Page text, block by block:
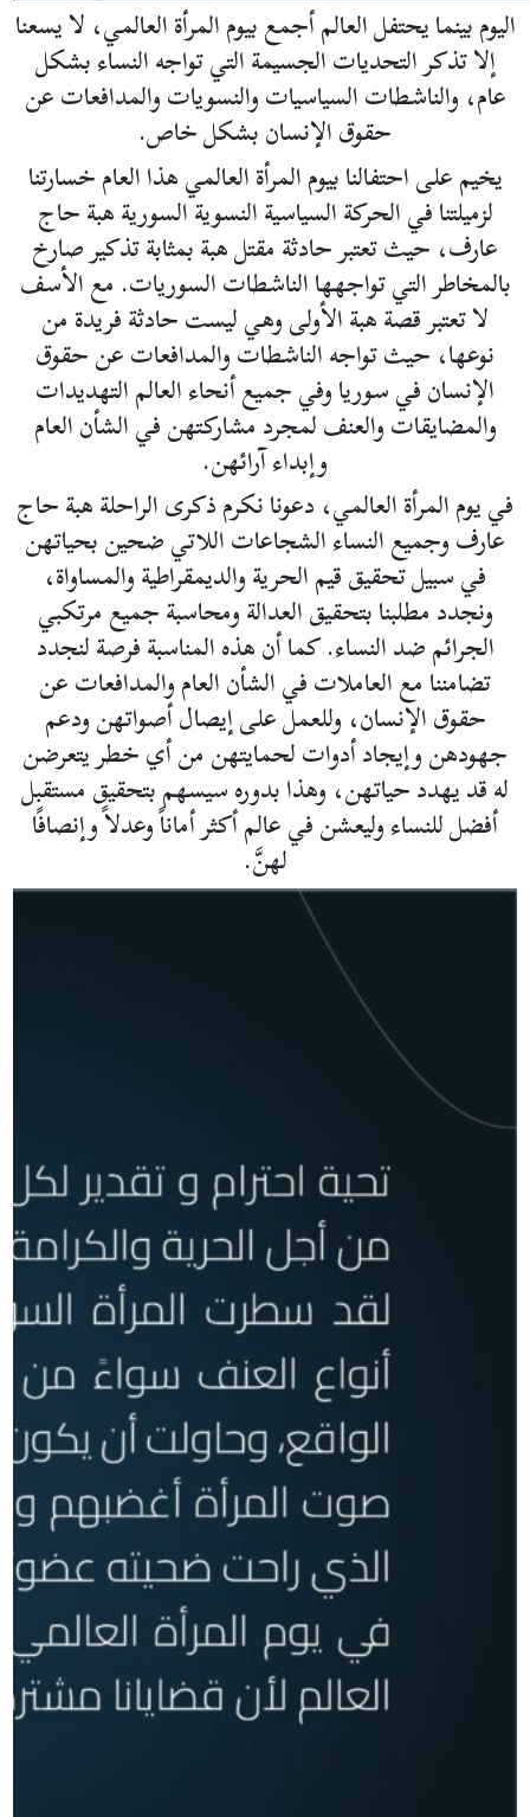
اليوم بينما يحتفل العالم أجمع بيوم المرأة العالمي، لا يسعنا
إلا تذكر التحديات الجسيمة التي تواجه النساء بشكل
عام، والناشطات السياسيات والنسويات والمدافعات عن
حقوق الإنسان بشكل خاص.
يخيم على احتفالنا بيوم المرأة العالمي هذا العام خسارتنا
لزميلتنا في الحركة السياسية النسوية السورية هبة حاج
عارف، حيث تعتبر حادثة مقتل هبة بمثابة تذكير صارخ
بالمخاطر التي تواجهها الناشطات السوريات. مع الأسف
لا تعتبر قصة هبة الأولى وهي ليست حادثة فريدة من
نوعها، حيث تواجه الناشطات والمدافعات عن حقوق
الإنسان في سوريا وفي جميع أنحاء العالم التهديدات
والمضايقات والعنف لمجرد مشاركتهن في الشأن العام
وإبداء آرائهن.
في يوم المرأة العالمي، دعونا نكرم ذكرى الراحلة هبة حاج
عارف وجميع النساء الشجاعات اللاتي ضحين بحياتهن
في سبيل تحقيق قيم الحرية والديمقراطية والمساواة،
ونجدد مطلبنا بتحقيق العدالة ومحاسبة جميع مرتكبي
الجرائم ضد النساء. كما أن هذه المناسبة فرصة لنجدد
تضامننا مع العاملات في الشأن العام والمدافعات عن
حقوق الإنسان، وللعمل على إيصال أصواتهن ودعم
جهودهن وإيجاد أدوات لحمايتهن من أي خطر يتعرضن
له قد يهدد حياتهن، وهذا بدوره سيسهم بتحقيق مستقبل
أفضل للنساء وليعشن في عالم أكثر أماناً وعدلاً وإنصافًا
لهنَّ.